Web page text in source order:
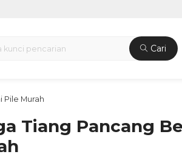
Cari
Pile Murah
Tiang Pancang